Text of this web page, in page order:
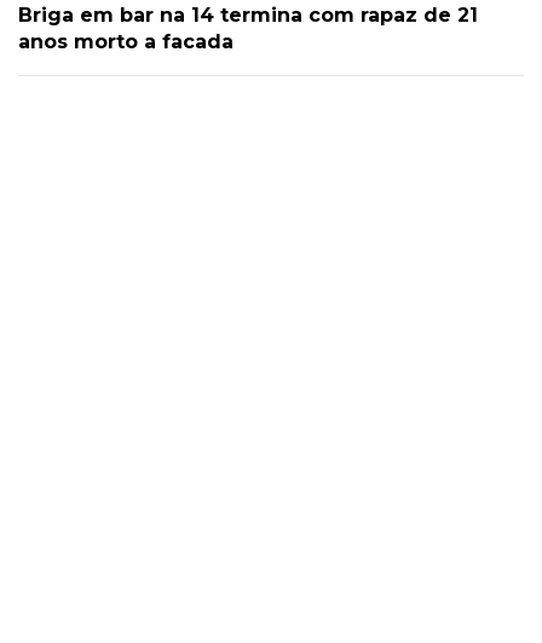
Briga em bar na 14 termina com rapaz de 21
anos morto a facada